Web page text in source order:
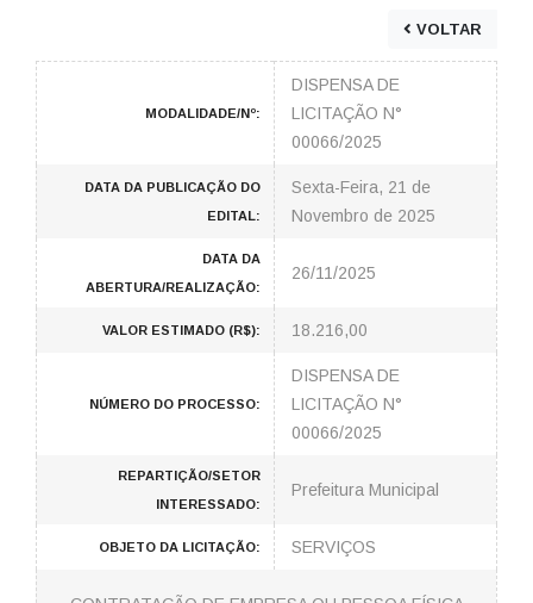
VOLTAR
MODALIDADE/Nº:
DISPENSA DE
LICITAÇÃO N°
00066/2025
DATA DA PUBLICAÇÃO DO
EDITAL:
Sexta-Feira, 21 de
Novembro de 2025
DATA DA
ABERTURA/REALIZAÇÃO:
26/11/2025
VALOR ESTIMADO (R$): 18.216,00
NÚMERO DO PROCESSO:
DISPENSA DE
LICITAÇÃO N°
00066/2025
REPARTIÇÃO/SETOR
INTERESSADO:
Prefeitura Municipal
OBJETO DA LICITAÇÃO: SERVIÇOS